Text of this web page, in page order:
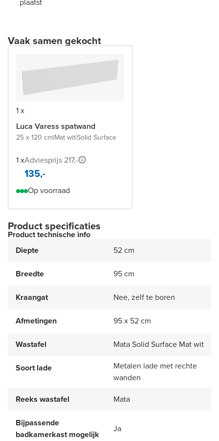
plaatst
Vaak samen gekocht
1 x
Luca Varess spatwand
25 x 120 cm|Mat wit|Solid Surface
1 xAdviesprijs 217,-
135,-
Op voorraad
Product specificaties
Product technische info
Diepte
52 cm
Breedte 95 cm
Kraangat Nee, zelf te boren
Afmetingen 95 x 52 cm
Wastafel Mata Solid Surface Mat wit
Soort lade
Metalen lade met rechte
wanden
Reeks wastafel
Mata
Bijpassende
badkamerkast mogelijk
Ja